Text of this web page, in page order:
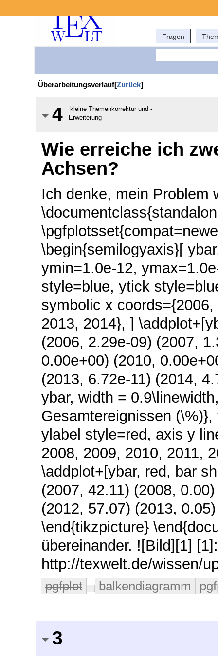
Fragen
Überarbeitungsverlauf[Zurück]
4
kleine Themenkorrektur und -
Erweiterung
Wie erreiche ich
Achsen?
Ich denke, mein Problem
\begin{semilogyaxis}[
ymin=1.0e-12,
style=blue, ytick
symbolic x
2013, 2014}, ]
(2006, 2.29e-09) (2007,
0.00e+00) (2010,
(2013, 6.72e-11) (2014,
ybar, width =
Gesamtereignissen
ylabel style=red, axis y
2008, 2009, 2010, 2011,
\addplot+[ybar, red, bar
(2007, 42.11) (2008,
(2012, 57.07) (2013,
\end{tikzpicture}
übereinander. ![Bild][1] [1]:
http://texwelt.de/wissen/
pgfplot balkendiagramm
3